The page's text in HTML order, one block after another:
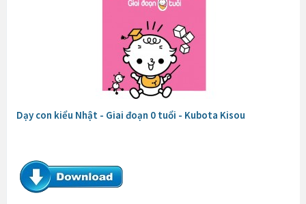
Dạy con kiểu Nhật - Giai đoạn 0 tuổi - Kubota Kisou